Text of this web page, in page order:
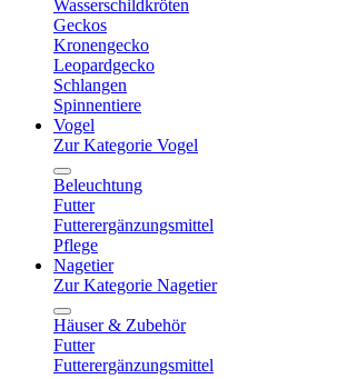
Wasserschildkröten
Geckos
Kronengecko
Leopardgecko
Schlangen
Spinnentiere
Vogel
Zur Kategorie Vogel
Beleuchtung
Futter
Futterergänzungsmittel
Pflege
Nagetier
Zur Kategorie Nagetier
Häuser & Zubehör
Futter
Futterergänzungsmittel